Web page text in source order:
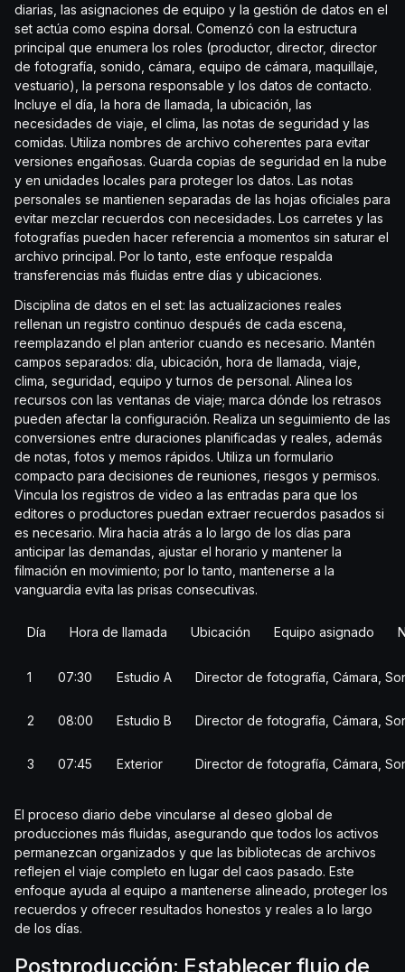
diarias, las asignaciones de equipo y la gestión de datos en el
set actúa como espina dorsal. Comenzó con la estructura
principal que enumera los roles (productor, director, director
de fotografía, sonido, cámara, equipo de cámara, maquillaje,
vestuario), la persona responsable y los datos de contacto.
Incluye el día, la hora de llamada, la ubicación, las
necesidades de viaje, el clima, las notas de seguridad y las
comidas. Utiliza nombres de archivo coherentes para evitar
versiones engañosas. Guarda copias de seguridad en la nube
y en unidades locales para proteger los datos. Las notas
personales se mantienen separadas de las hojas oficiales para
evitar mezclar recuerdos con necesidades. Los carretes y las
fotografías pueden hacer referencia a momentos sin saturar el
archivo principal. Por lo tanto, este enfoque respalda
transferencias más fluidas entre días y ubicaciones.
Disciplina de datos en el set: las actualizaciones reales
rellenan un registro continuo después de cada escena,
reemplazando el plan anterior cuando es necesario. Mantén
campos separados: día, ubicación, hora de llamada, viaje,
clima, seguridad, equipo y turnos de personal. Alinea los
recursos con las ventanas de viaje; marca dónde los retrasos
pueden afectar la configuración. Realiza un seguimiento de las
conversiones entre duraciones planificadas y reales, además
de notas, fotos y memos rápidos. Utiliza un formulario
compacto para decisiones de reuniones, riesgos y permisos.
Vincula los registros de video a las entradas para que los
editores o productores puedan extraer recuerdos pasados si
es necesario. Mira hacia atrás a lo largo de los días para
anticipar las demandas, ajustar el horario y mantener la
filmación en movimiento; por lo tanto, mantenerse a la
vanguardia evita las prisas consecutivas.
Día Hora de llamada Ubicación Equipo asignado
1 07:30 Estudio A Director de fotografía, Cámara,
2 08:00 Estudio B Director de fotografía, Cámara,
3 07:45 Exterior Director de fotografía, Cámara,
El proceso diario debe vincularse al deseo global de
producciones más fluidas, asegurando que todos los activos
permanezcan organizados y que las bibliotecas de archivos
reflejen el viaje completo en lugar del caos pasado. Este
enfoque ayuda al equipo a mantenerse alineado, proteger los
recuerdos y ofrecer resultados honestos y reales a lo largo
de los días.
Postproducción: Establecer flujo de